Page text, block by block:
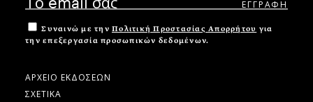
Συναινώ με την Πολιτική Προστασίας Απορρήτου για
την επεξεργασία προσωπικών δεδομένων.
ΑΡΧΕΙΟ ΕΚΔΟΣΕΩΝ
ΣΧΕΤΙΚΑ